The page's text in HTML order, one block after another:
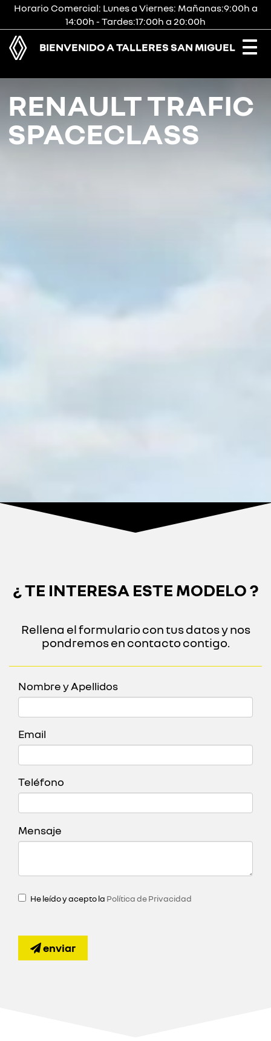
Horario Comercial: Lunes a Viernes: Mañanas:9:00h a
14:00h - Tardes:17:00h a 20:00h
BIENVENIDO A TALLERES SAN MIGUEL
RENAULT TRAFIC
SPACECLASS
¿ TE INTERESA ESTE MODELO ?
Rellena el formulario con tus datos y nos
pondremos en contacto contigo.
Nombre y Apellidos
Email
Teléfono
Mensaje
He leído y acepto la Política de Privacidad
enviar